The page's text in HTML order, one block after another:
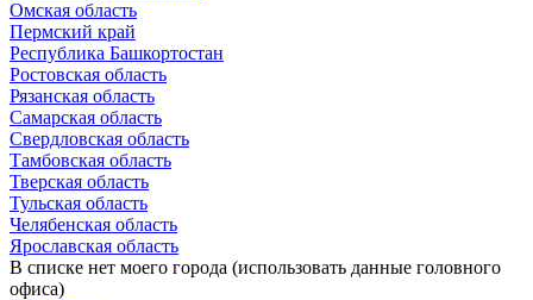
Омская область
Пермский край
Республика Башкортостан
Ростовская область
Рязанская область
Самарская область
Свердловская область
Тамбовская область
Тверская область
Тульская область
Челябенская область
Ярославская область
В списке нет моего города (использовать данные головного
офиса)